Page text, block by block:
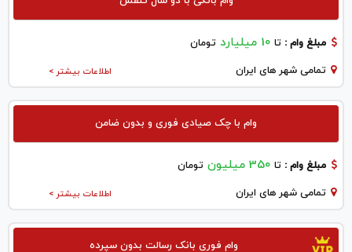
مبلغ وام : تا 10 میلیارد تومان
اطلاعات بیشتر > تمامی شهر های ایران
وام با چک صیادی فوری و بدون ضامن
مبلغ وام : تا 350 میلیون تومان
اطلاعات بیشتر > تمامی شهر های ایران
وام فوری بانک رسالت بدون سپرده